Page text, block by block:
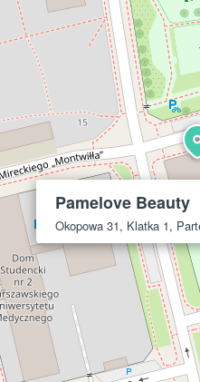
Pamelove Beauty
Okopowa 31, Klatka 1,